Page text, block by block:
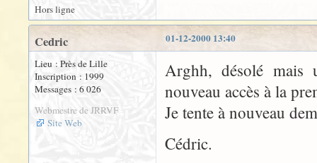
Hors ligne
01-12-2000 13:40
Cedric
Lieu : Près de Lille
Inscription : 1999
Messages : 6 026
Webmestre de JRRVF
Site Web
Arghh, désolé mais
nouveau accès à la
Je tente à nouveau
Cédric.